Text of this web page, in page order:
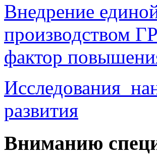
Внедрение
производством
фактор
Исследования
развития
Вниманию